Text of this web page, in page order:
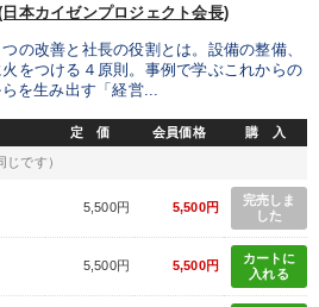
本カイゼンプロジェクト会長)
の改善と社長の役割とは。設備の整備、
をつける４原則。事例で学ぶこれからの
を生み出す「経営...
定 価 会員価格 購 入
じです）
5,500円 5,500円
完売しま
した
5,500円 5,500円
カートに
入れる